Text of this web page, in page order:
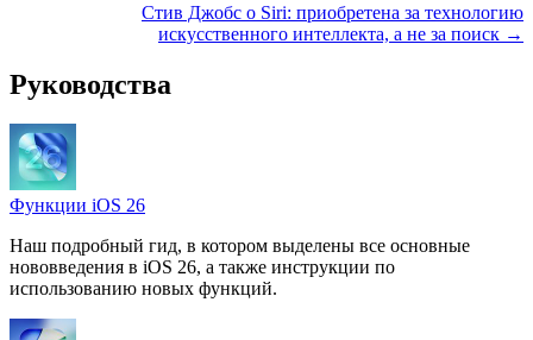
Стив Джобс о Siri: приобретена за технологию
искусственного интеллекта, а не за поиск →
Руководства
Функции iOS 26
Наш подробный гид, в котором выделены все основные
нововведения в iOS 26, а также инструкции по
использованию новых функций.